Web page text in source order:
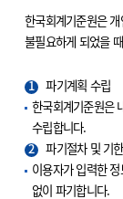
한국회계기준원은
불필요하게 되었을
1
파기계획 수립
한국회계기준원은
수립합니다.
2
파기절차 및 기한
이용자가 입력한
없이 파기합니다.